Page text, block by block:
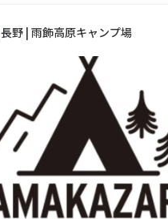
長野 | 雨飾高原キャンプ場